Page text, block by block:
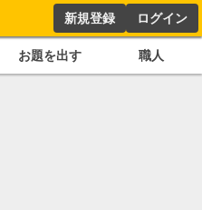
新規登録 ログイン
お題を出す 職人